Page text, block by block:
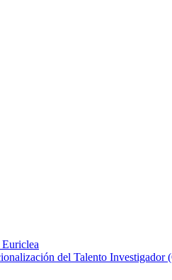
del Talento Investigador